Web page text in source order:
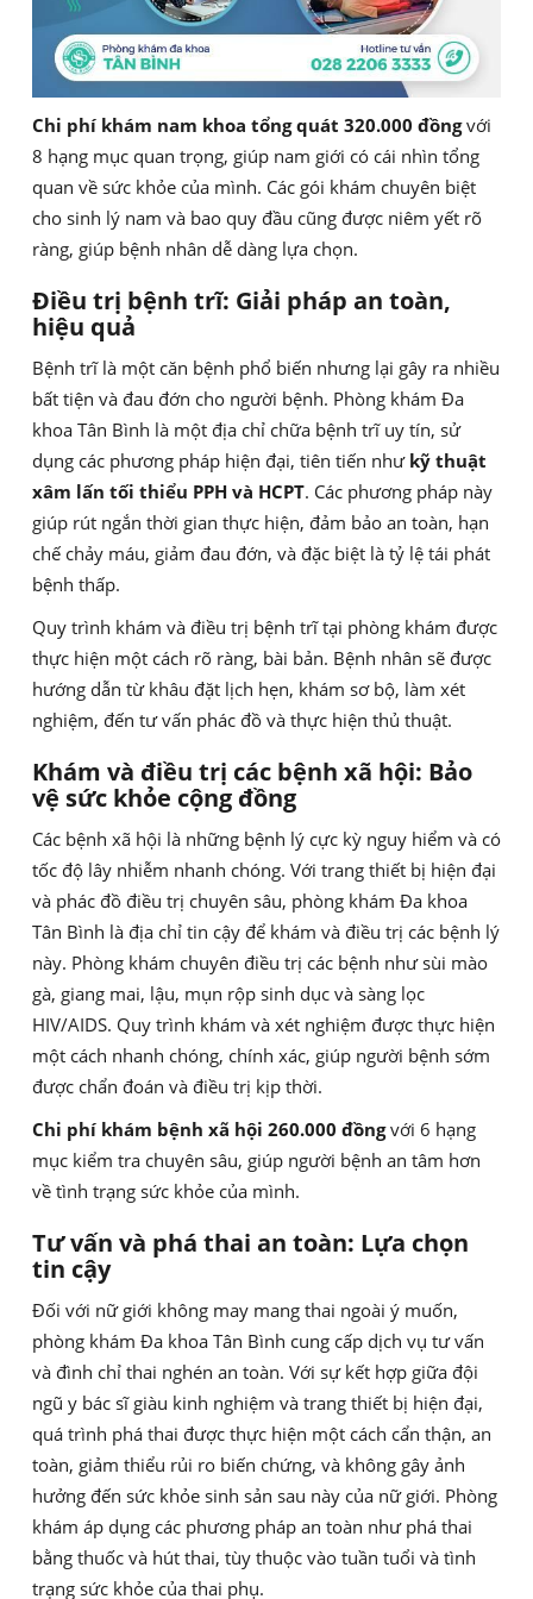
Chi phí khám nam khoa tổng quát 320.000 đồngvới
8 hạng mục quan trọng, giúp nam giới có cái nhìn tổng
quan về sức khỏe của mình. Các gói khám chuyên biệt
cho sinh lý nam và bao quy đầu cũng được niêm yết rõ
ràng, giúp bệnh nhân dễ dàng lựa chọn.
Điều trị bệnh trĩ: Giải pháp an toàn,
hiệu quả
Bệnh trĩ là một căn bệnh phổ biến nhưng lại gây ra nhiều
bất tiện và đau đớn cho người bệnh. Phòng khám Đa
khoa Tân Bình là một địa chỉ chữa bệnh trĩ uy tín, sử
dụng các phương pháp hiện đại, tiên tiến như kỹ thuật
xâm lấn tối thiểu PPH và HCPT. Các phương pháp này
giúp rút ngắn thời gian thực hiện, đảm bảo an toàn, hạn
chế chảy máu, giảm đau đớn, và đặc biệt là tỷ lệ tái phát
bệnh thấp.
Quy trình khám và điều trị bệnh trĩ tại phòng khám được
thực hiện một cách rõ ràng, bài bản. Bệnh nhân sẽ được
hướng dẫn từ khâu đặt lịch hẹn, khám sơ bộ, làm xét
nghiệm, đến tư vấn phác đồ và thực hiện thủ thuật.
Khám và điều trị các bệnh xã hội: Bảo
vệ sức khỏe cộng đồng
Các bệnh xã hội là những bệnh lý cực kỳ nguy hiểm và có
tốc độ lây nhiễm nhanh chóng. Với trang thiết bị hiện đại
và phác đồ điều trị chuyên sâu, phòng khám Đa khoa
Tân Bình là địa chỉ tin cậy để khám và điều trị các bệnh lý
này. Phòng khám chuyên điều trị các bệnh như sùi mào
gà, giang mai, lậu, mụn rộp sinh dục và sàng lọc
HIV/AIDS. Quy trình khám và xét nghiệm được thực hiện
một cách nhanh chóng, chính xác, giúp người bệnh sớm
được chẩn đoán và điều trị kịp thời.
Chi phí khám bệnh xã hội 260.000 đồngvới 6 hạng
mục kiểm tra chuyên sâu, giúp người bệnh an tâm hơn
về tình trạng sức khỏe của mình.
Tư vấn và phá thai an toàn: Lựa chọn
tin cậy
Đối với nữ giới không may mang thai ngoài ý muốn,
phòng khám Đa khoa Tân Bình cung cấp dịch vụ tư vấn
và đình chỉ thai nghén an toàn. Với sự kết hợp giữa đội
ngũ y bác sĩ giàu kinh nghiệm và trang thiết bị hiện đại,
quá trình phá thai được thực hiện một cách cẩn thận, an
toàn, giảm thiểu rủi ro biến chứng, và không gây ảnh
hưởng đến sức khỏe sinh sản sau này của nữ giới. Phòng
khám áp dụng các phương pháp an toàn như phá thai
bằng thuốc và hút thai, tùy thuộc vào tuần tuổi và tình
trạng sức khỏe của thai phụ.